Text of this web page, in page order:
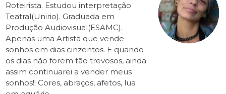
Roteirista. Estudou interpretação
Teatral(Unirio). Graduada em
Produção Audiovisual(ESAMC).
Apenas uma Artista que vende
sonhos em dias cinzentos. E quando
os dias não forem tão trevosos, ainda
assim continuarei a vender meus
sonhos!! Cores, abraços, afetos, lua